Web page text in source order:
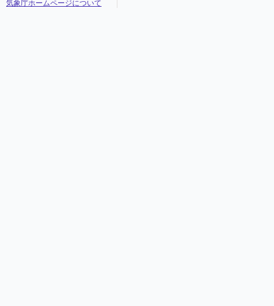
気象庁ホームページについて